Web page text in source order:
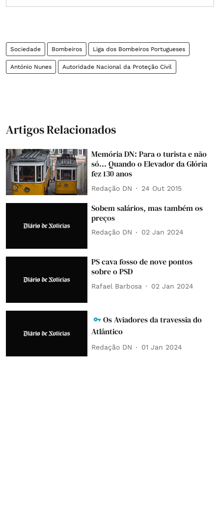
Sociedade Bombeiros Liga dos Bombeiros Portugueses
António Nunes Autoridade Nacional da Proteção Civil
Artigos Relacionados
Memória DN: Para o turista e não
só... Quando o Elevador da Glória
fez 130 anos
Redação DN 24 Out 2015
Sobem salários, mas também os
preços
Redação DN 02 Jan 2024
PS cava fosso de nove pontos
sobre o PSD
Rafael Barbosa 02 Jan 2024
Os Aviadores da travessia do
Atlântico
Redação DN 01 Jan 2024